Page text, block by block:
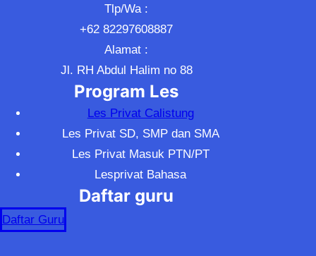
Tlp/Wa :
+62 82297608887
Alamat :
Jl. RH Abdul Halim no 88
Program Les
Les Privat Calistung
Les Privat SD, SMP dan SMA
Les Privat Masuk PTN/PT
Lesprivat Bahasa
Daftar guru
Daftar Guru